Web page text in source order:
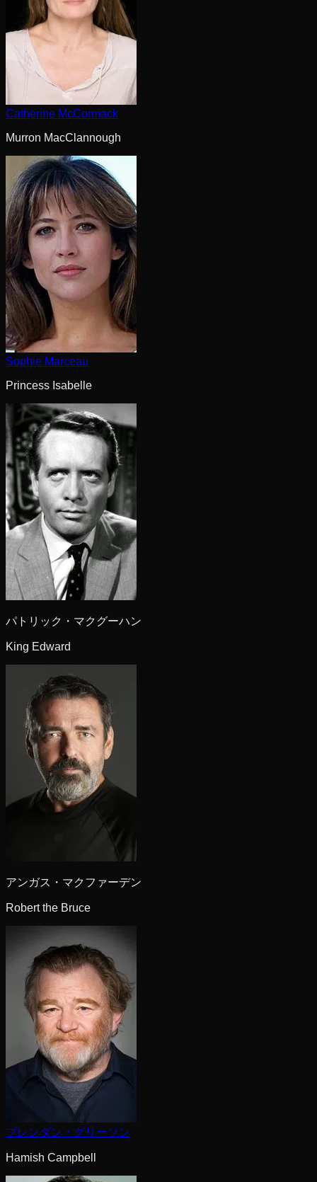
Catherine McCormack
Murron MacClannough
Sophie Marceau
Princess Isabelle
パトリック・マクグーハン
King Edward
アンガス・マクファーデン
Robert the Bruce
ブレンダン・グリーソン
Hamish Campbell